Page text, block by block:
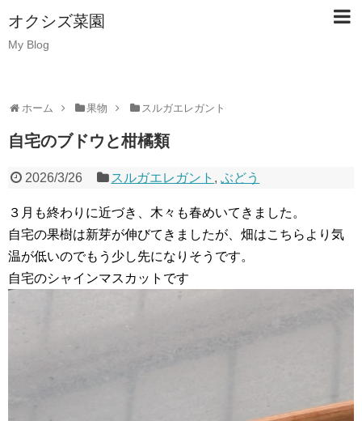
オクシズ菜園
My Blog
ホーム 果物 スルガエレガント
自宅のブドウと柑橘類
2026/3/26 スルガエレガント ,ぶどう
３月も終わりに近づき、木々も春めいてきました。
自宅の果樹は新芽が伸びてきましたが、畑はこちらより気
温が低いのでもう少し先になりそうです。
自宅のシャインマスカットです